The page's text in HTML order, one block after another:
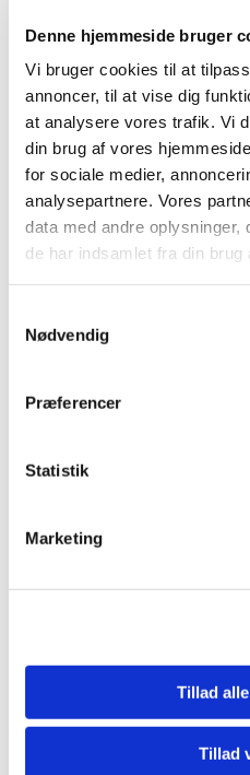
Denne hjemmeside bruger
Vi bruger cookies til at
annoncer, til at vise dig
at analysere vores trafik. Vi
din brug af vores
for sociale medier,
analysepartnere. Vores
data med andre oplysninger,
de har indsamlet fra din brug
Nødvendig
Præferencer
Statistik
Marketing
Tillad
Tillad
Du vil